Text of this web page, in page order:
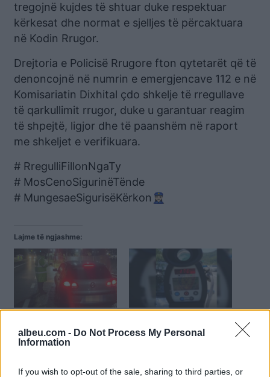
albeu.com - Do Not Process My Personal
Information
If you wish to opt-out of the sale, sharing to third parties, or
tregojnë kujdes të shtuar duke respektuar
kërkesat dhe normat e sjelljes të përcaktuara
në Kodin Rrugor.
Drejtoria e Policisë Rrugore fton qytetarët që të
denoncojnë në numrin e emergjencave 112 e në
Komisariatin Dixhital çdo shkelje të rregullave
të qarkullimit rrugor, duke u garantuar reagim
të shpejtë, ligjor dhe të paanshëm në raport
me shkeljet e verifikuara.
# RregulliFillonNgaTy
# MosCenoSigurinëTënde
# MungesaeSigurisëKërkon👮🏻‍♀
Lajme të ngjashme:
Përgjaken rrugët e
dy ditë, policia nis
Me shpejtësi “skëterrë”,
300 drejtues automjetesh
Monitorim me dron: